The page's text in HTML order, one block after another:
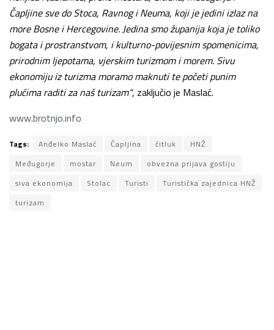
Čapljine sve do Stoca, Ravnog i Neuma, koji je jedini izlaz na
more Bosne i Hercegovine. Jedina smo županija koja je toliko
bogata i prostranstvom, i kulturno-povijesnim spomenicima,
prirodnim ljepotama, vjerskim turizmom i morem. Sivu
ekonomiju iz turizma moramo maknuti te početi punim
plućima raditi za naš turizam“, zaključio je Maslać.
www.brotnjo.info
Tags: Anđelko Maslać Čapljina čitluk
HNŽ
Međugorje
mostar Neum
obvezna prijava gostiju
siva ekonomija
Stolac Turisti
Turistička zajednica HNŽ
turizam